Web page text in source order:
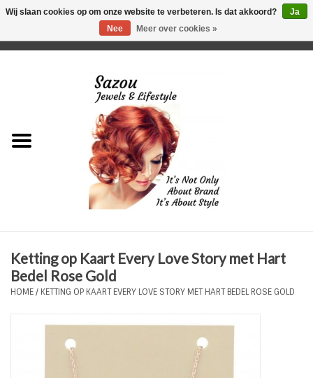
Just for Him
Plus Size Sieraden
Tassen en meer
Ketting op Kaart Every Love Story met Hart
Bedel Rose Gold
HOME/ KETTING OP KAART EVERY LOVE STORY MET HART BEDEL ROSE GOLD
Wij slaan cookies op om onze website te verbeteren. Is dat akkoord?
Ja
Nee
Meer over cookies »